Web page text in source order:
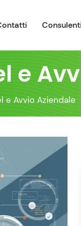
e
e Avvio Aziendale